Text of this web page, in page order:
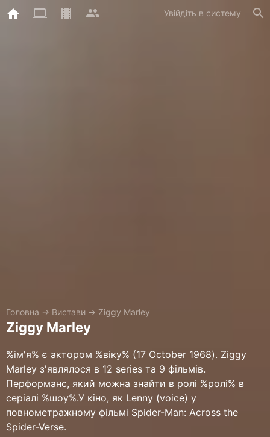
Увійдіть в систему
Головна → Вистави → Ziggy Marley
Ziggy Marley
%ім'я% є актором %віку% (17 October 1968). Ziggy
Marley з'являлося в 12 series та 9 фільмів.
Перформанс, який можна знайти в ролі %ролі% в
серіалі %шоу%.У кіно, як Lenny (voice) у
повнометражному фільмі Spider-Man: Across the
Spider-Verse.